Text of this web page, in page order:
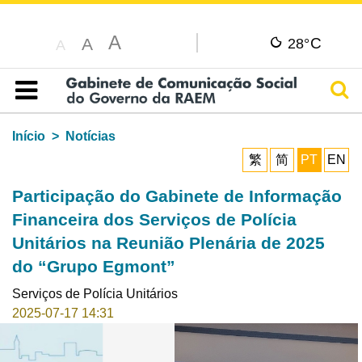
A A A 28°C
Índice
Início
Notícias
繁
简 PT EN
Participação do Gabinete de Informação
Financeira dos Serviços de Polícia
Unitários na Reunião Plenária de 2025
do “Grupo Egmont”
Serviços de Polícia Unitários
2025-07-17 14:31